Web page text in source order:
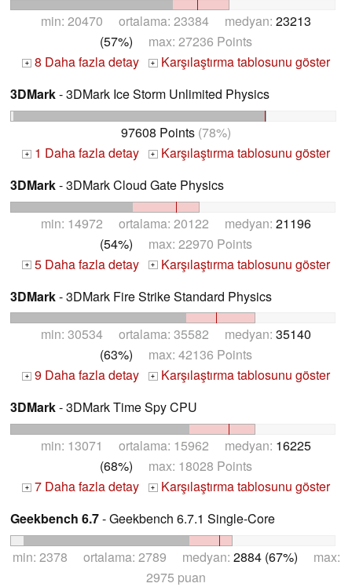
min: 20470 ortalama: 23384 medyan: 23213
(57%) max: 27236 Points
+ 8 Daha fazla detay + Karşılaştırma tablosunu göster
3DMark- 3DMark Ice Storm Unlimited Physics
97608 Points (78%)
+ 1 Daha fazla detay + Karşılaştırma tablosunu göster
3DMark- 3DMark Cloud Gate Physics
min: 14972 ortalama: 20122 medyan: 21196
(54%) max: 22970 Points
+ 5 Daha fazla detay + Karşılaştırma tablosunu göster
3DMark- 3DMark Fire Strike Standard Physics
min: 30534 ortalama: 35582 medyan: 35140
(63%) max: 42136 Points
+ 9 Daha fazla detay + Karşılaştırma tablosunu göster
3DMark- 3DMark Time Spy CPU
min: 13071 ortalama: 15962 medyan: 16225
(68%) max: 18028 Points
+ 7 Daha fazla detay + Karşılaştırma tablosunu göster
Geekbench 6.7- Geekbench 6.7.1 Single-Core
min: 2378 ortalama: 2789 medyan: 2884 (67%) max:
2975 puan